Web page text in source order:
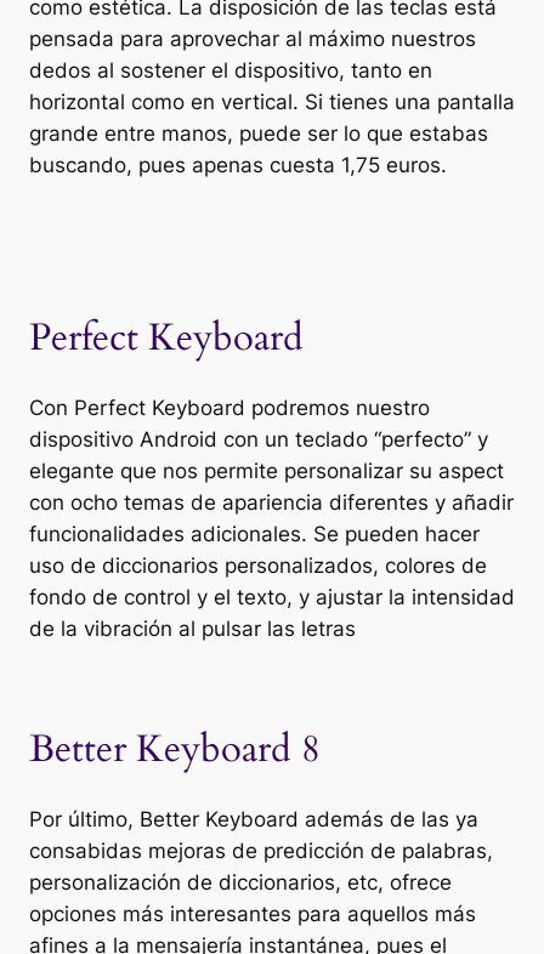
como estética. La disposición de las teclas está
pensada para aprovechar al máximo nuestros
dedos al sostener el dispositivo, tanto en
horizontal como en vertical. Si tienes una pantalla
grande entre manos, puede ser lo que estabas
buscando, pues apenas cuesta 1,75 euros.
Perfect Keyboard
Con Perfect Keyboard podremos nuestro
dispositivo Android con un teclado “perfecto” y
elegante que nos permite personalizar su aspect
con ocho temas de apariencia diferentes y añadir
funcionalidades adicionales. Se pueden hacer
uso de diccionarios personalizados, colores de
fondo de control y el texto, y ajustar la intensidad
de la vibración al pulsar las letras
Better Keyboard 8
Por último, Better Keyboard además de las ya
consabidas mejoras de predicción de palabras,
personalización de diccionarios, etc, ofrece
opciones más interesantes para aquellos más
afines a la mensajería instantánea, pues el